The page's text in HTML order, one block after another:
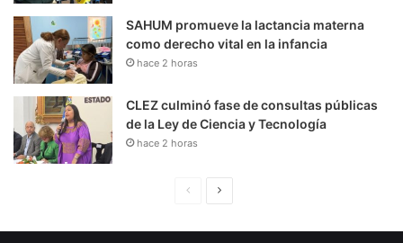
SAHUM promueve la lactancia materna
como derecho vital en la infancia
hace 2 horas
CLEZ culminó fase de consultas públicas
de la Ley de Ciencia y Tecnología
hace 2 horas